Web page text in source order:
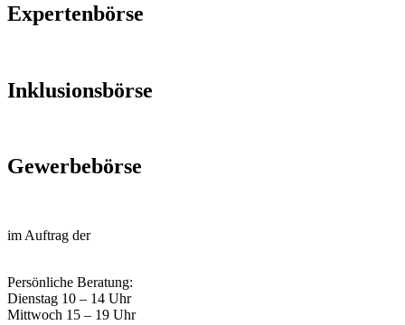
Expertenbörse
Inklusionsbörse
Gewerbebörse
im Auftrag der
Persönliche Beratung:
Dienstag 10 – 14 Uhr
Mittwoch 15 – 19 Uhr